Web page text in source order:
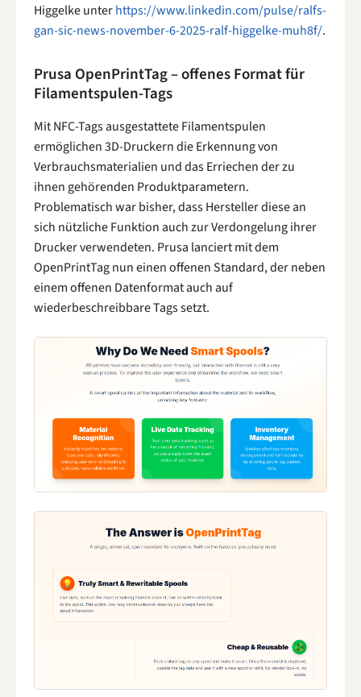
Higgelke unterhttps://www.linkedin.com/pulse/ralfs-
gan-sic-news-november-6-2025-ralf-higgelke-muh8f/.
Prusa OpenPrintTag – offenes Format für
Filamentspulen-Tags
Mit NFC-Tags ausgestattete Filamentspulen
ermöglichen 3D-Druckern die Erkennung von
Verbrauchsmaterialien und das Erriechen der zu
ihnen gehörenden Produktparametern.
Problematisch war bisher, dass Hersteller diese an
sich nützliche Funktion auch zur Verdongelung ihrer
Drucker verwendeten. Prusa lanciert mit dem
OpenPrintTag nun einen offenen Standard, der neben
einem offenen Datenformat auch auf
wiederbeschreibbare Tags setzt.